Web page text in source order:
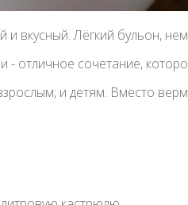
вкусный. Лёгкий бульон,
- отличное сочетание,
и детям. Вместо